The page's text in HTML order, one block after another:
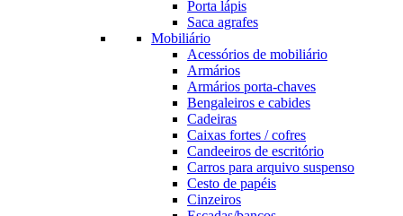
Porta lápis
Saca agrafes
Mobiliário
Acessórios de mobiliário
Armários
Armários porta-chaves
Bengaleiros e cabides
Cadeiras
Caixas fortes / cofres
Candeeiros de escritório
Carros para arquivo suspenso
Cesto de papéis
Cinzeiros